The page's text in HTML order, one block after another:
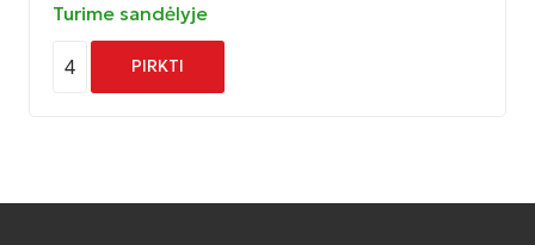
Turime sandėlyje
4 PIRKTI